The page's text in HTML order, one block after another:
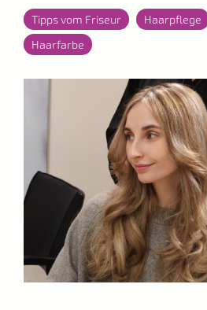
Tipps vom Friseur Haarpflege
Haarfarbe